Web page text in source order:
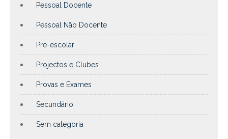
Pessoal Docente
Pessoal Não Docente
Pré-escolar
Projectos e Clubes
Provas e Exames
Secundário
Sem categoria